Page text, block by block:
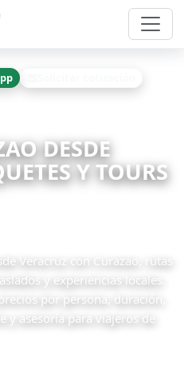
DESDE
Y TOURS
Veracruz con Curazao, rutas
y experiencias locales.
por persona, duración,
y asesoría para viajeros de